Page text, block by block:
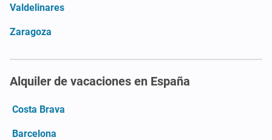
Valdelinares
Zaragoza
Alquiler de vacaciones en España
Costa Brava
Barcelona